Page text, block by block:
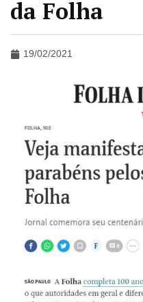
da Folha
19/02/2021